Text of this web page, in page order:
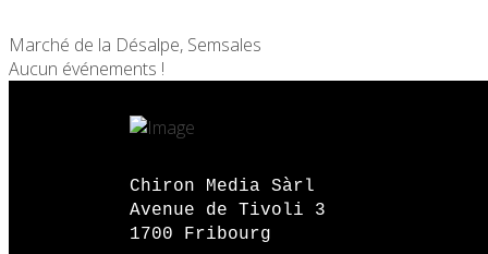
Marché de la Désalpe, Semsales
Aucun événements !
Chiron Media Sàrl
Avenue de Tivoli 3
1700 Fribourg